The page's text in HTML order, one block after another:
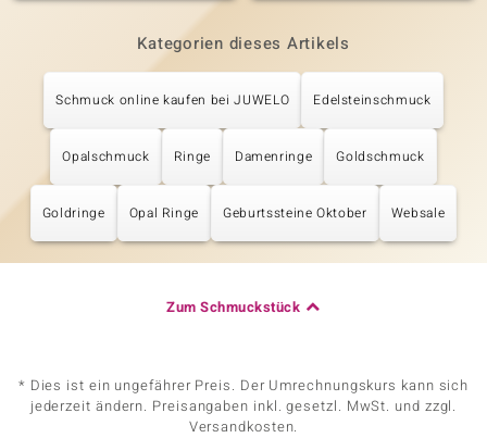
Kategorien dieses Artikels
Schmuck online kaufen bei JUWELO Edelsteinschmuck
Opalschmuck Ringe Damenringe Goldschmuck
Goldringe Opal Ringe Geburtssteine Oktober Websale
Zum Schmuckstück
* Dies ist ein ungefährer Preis. Der Umrechnungskurs kann sich
jederzeit ändern. Preisangaben inkl. gesetzl. MwSt. und zzgl.
Versandkosten.